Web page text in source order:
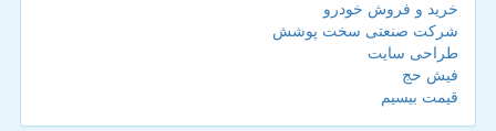
خرید و فروش خودرو
شرکت صنعتی سخت پوشش
طراحی سایت
فیش حج
قیمت بیسیم